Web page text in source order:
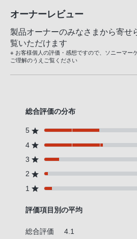
オーナーレビュー
製品オーナーのみなさまから寄せ
覧いただけます
※ お客様個人の評価・感想ですので、ソニーマー
ご理解のうえご覧ください
総合評価の分布
5
4
3
2
1
評価項目別の平均
総合評価 4.1